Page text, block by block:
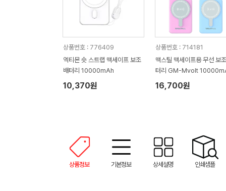
상품번호 : 776409
엑티몬 숏 스트랩 맥세이프 보조
배터리 10000mAh
10,370원
상품번호 : 714181
맥스틸 맥세이프용 무선 보
터리 GM-Mvolt
16,700원
상품정보 기본정보 상세설명 인쇄샘플